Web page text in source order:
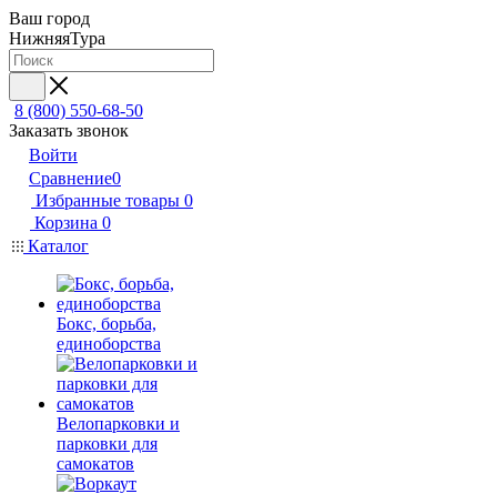
Ваш город
НижняяТура
8 (800) 550-68-50
Заказать звонок
Войти
Сравнение0
Избранные товары 0
Корзина 0
Каталог
Бокс, борьба,
единоборства
Велопарковки и
парковки для
самокатов